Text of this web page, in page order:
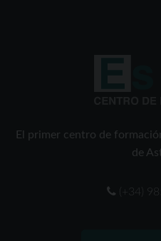
El primer centro de
de
(+34)